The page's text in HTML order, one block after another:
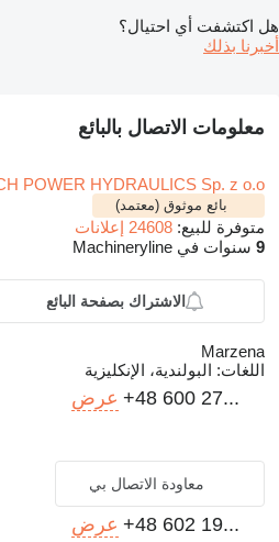
هل اكتشفت أي احتيال؟
أخبرنا بذلك
معلومات الاتصال بالبائع
POWER HYDRAULICS Sp. z o.o.
بائع موثوق (معتمد)
متوفرة للبيع: 24608 إعلانات
9 سنوات في Machineryline
الاشتراك بصفحة البائع
Marzena
اللغات: البولندية، الإنكليزية
+48 600 27... عرض
معاودة الاتصال بي
+48 602 19... عرض